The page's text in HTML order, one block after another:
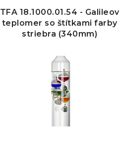
TFA 18.1000.01.54 - Galileov
teplomer so štítkami farby
striebra (340mm)